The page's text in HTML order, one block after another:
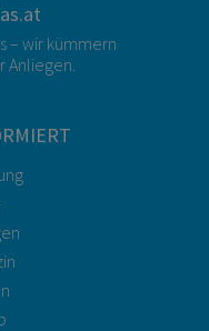
– wir kümmern
Anliegen.